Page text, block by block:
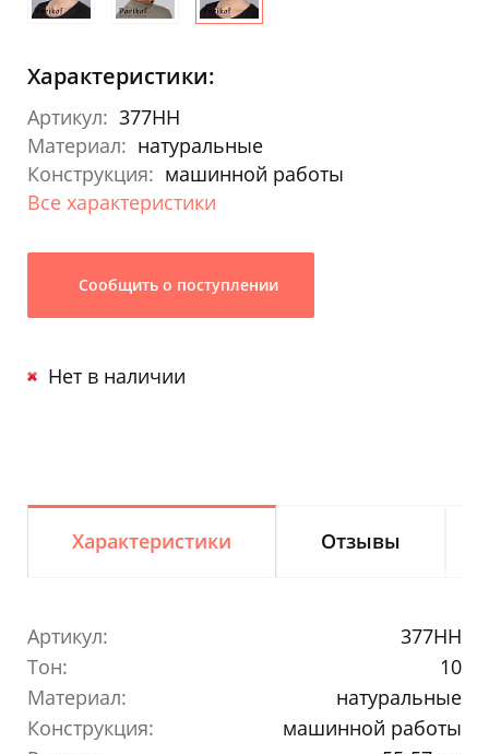
Характеристики:
Артикул: 377HH
Материал: натуральные
Конструкция: машинной работы
Все характеристики
Сообщить о поступлении
Нет в наличии
Характеристики Отзывы
Артикул:
377HH
Тон:
10
Материал:
натуральные
Конструкция:
машинной работы